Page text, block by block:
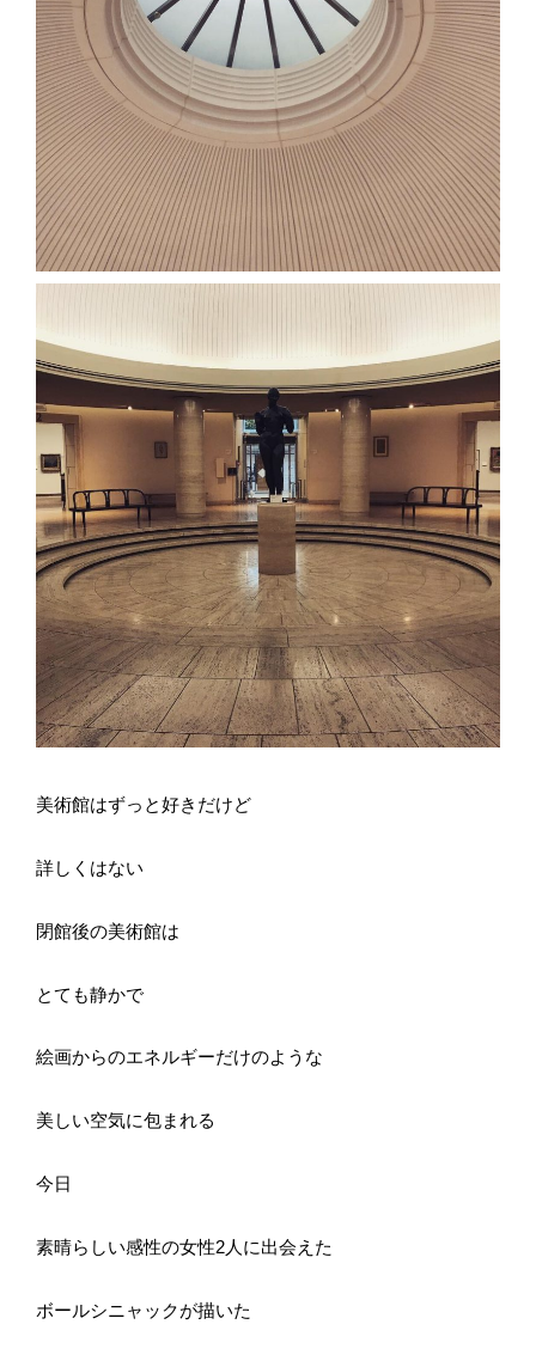
美術館はずっと好きだけど
詳しくはない
閉館後の美術館は
とても静かで
絵画からのエネルギーだけのような
美しい空気に包まれる
今日
素晴らしい感性の女性2人に出会えた
ボールシニャックが描いた